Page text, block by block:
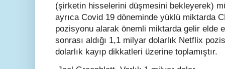
(şirketin hisselerini düşmesini bekleyerek)
ayrıca Covid 19 döneminde yüklü miktarda
pozisyonu alarak önemli miktarda gelir elde
sonrası aldığı 1,1 milyar dolarlık Netflix
dolarlık kayıp dikkatleri üzerine toplamıştır.